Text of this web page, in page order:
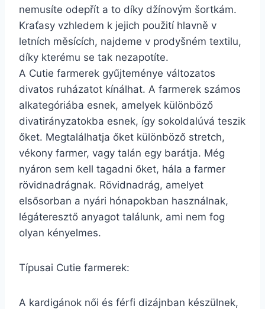
nemusíte odepřít a to díky džínovým šortkám.
Kraťasy vzhledem k jejich použití hlavně v
letních měsících, najdeme v prodyšném textilu,
díky kterému se tak nezapotíte.
A Cutie farmerek gyűjteménye változatos
divatos ruházatot kínálhat. A farmerek számos
alkategóriába esnek, amelyek különböző
divatirányzatokba esnek, így sokoldalúvá teszik
őket. Megtalálhatja őket különböző stretch,
vékony farmer, vagy talán egy barátja. Még
nyáron sem kell tagadni őket, hála a farmer
rövidnadrágnak. Rövidnadrág, amelyet
elsősorban a nyári hónapokban használnak,
légáteresztő anyagot találunk, ami nem fog
olyan kényelmes.
Típusai Cutie farmerek:
A kardigánok női és férfi dizájnban készülnek,